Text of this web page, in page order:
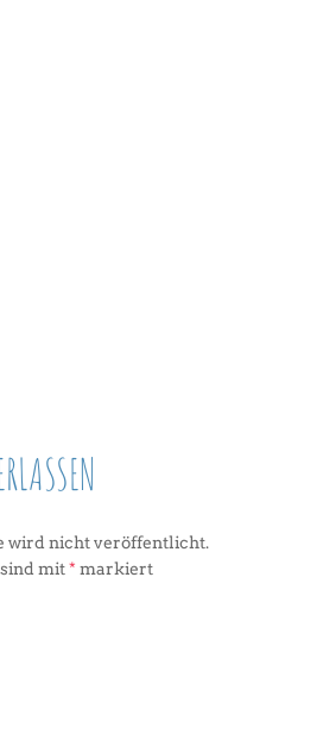
wird nicht veröffentlicht.
mit* markiert